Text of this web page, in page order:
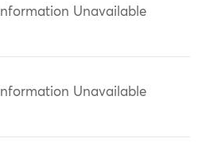
Information Unavailable
Information Unavailable